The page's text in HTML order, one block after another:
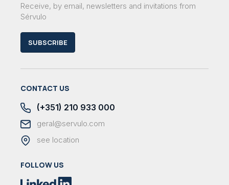
Receive, by email, newsletters and invitations from
Sérvulo
SUBSCRIBE
CONTACT US
(+351) 210 933 000
geral@servulo.com
see location
FOLLOW US